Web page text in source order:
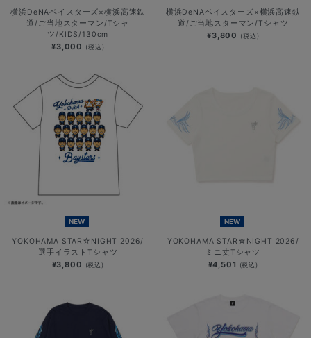
横浜DeNAベイスターズ×横浜高速鉄
道/ご当地スターマン/Tシャ
ツ/KIDS/130cm
¥3,000 (税込)
横浜DeNAベイスターズ×横浜高速鉄
道/ご当地スターマン/Tシャツ
¥3,800 (税込)
NEW
YOKOHAMA STAR☆NIGHT 2026/
選手イラストTシャツ
¥3,800 (税込)
NEW
YOKOHAMA STAR☆NIGHT 2026/
ミニ丈Tシャツ
¥4,501 (税込)